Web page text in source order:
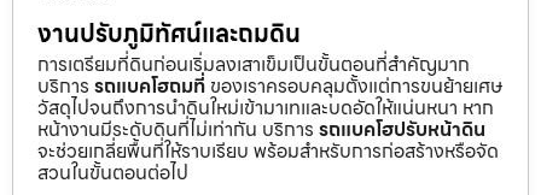
งานปรับภูมิทัศน์และถมดิน
การเตรียมที่ดินก่อนเริ่มลงเสาเข็มเป็นขั้นตอนที่สำคัญมาก
บริการ รถแบคโฮถมที่ ของเราครอบคลุมตั้งแต่การขนย้ายเศษ
วัสดุไปจนถึงการนำดินใหม่เข้ามาเทและบดอัดให้แน่นหนา หาก
หน้างานมีระดับดินที่ไม่เท่ากัน บริการ รถแบคโฮปรับหน้าดิน
จะช่วยเกลี่ยพื้นที่ให้ราบเรียบ พร้อมสำหรับการก่อสร้างหรือจัด
สวนในขั้นตอนต่อไป